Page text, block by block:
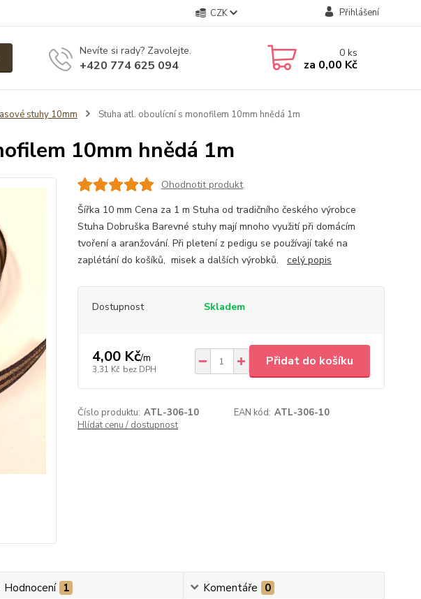
CZK Přihlášení
Nevíte si rady? Zavolejte.
+420 774 625 094
0ks
za 0,00 Kč
stuhy 10mm Stuha atl. oboulícní s monofilem 10mm hnědá 1m
10mm hnědá 1m
Ohodnotit produkt
Šířka 10 mm Cena za 1 m Stuha od tradičního českého výrobce
Stuha Dobruška Barevné stuhy mají mnoho využití při domácím
tvoření a aranžování. Při pletení z pedigu se používají také na
zaplétání do košíků, misek a dalších výrobků. celý popis
Dostupnost Skladem
4,00 Kč/m
3,31 Kč bez DPH
Přidat do košíku
Číslo produktu: ATL-306-10 EAN kód: ATL-306-10
Hlídat cenu / dostupnost
Hodnocení 1 Komentáře 0